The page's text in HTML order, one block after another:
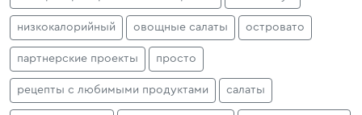
низкокалорийный овощные салаты островато
партнерские проекты просто
рецепты с любимыми продуктами салаты